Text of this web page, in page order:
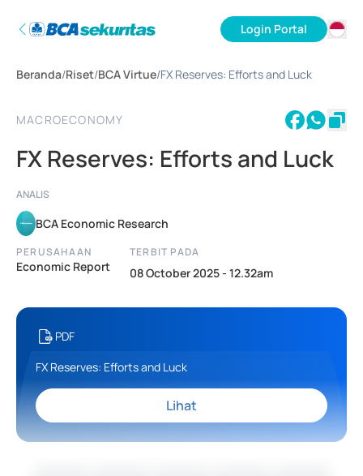
Login Portal
Beranda/Riset/BCA Virtue/FX Reserves: Efforts and Luck
MACROECONOMY
FX Reserves: Efforts and Luck
ANALIS
BCA Economic Research
PERUSAHAAN
Economic Report
TERBIT PADA
08 October 2025 - 12.32am
PDF
FX Reserves: Efforts and Luck
Lihat